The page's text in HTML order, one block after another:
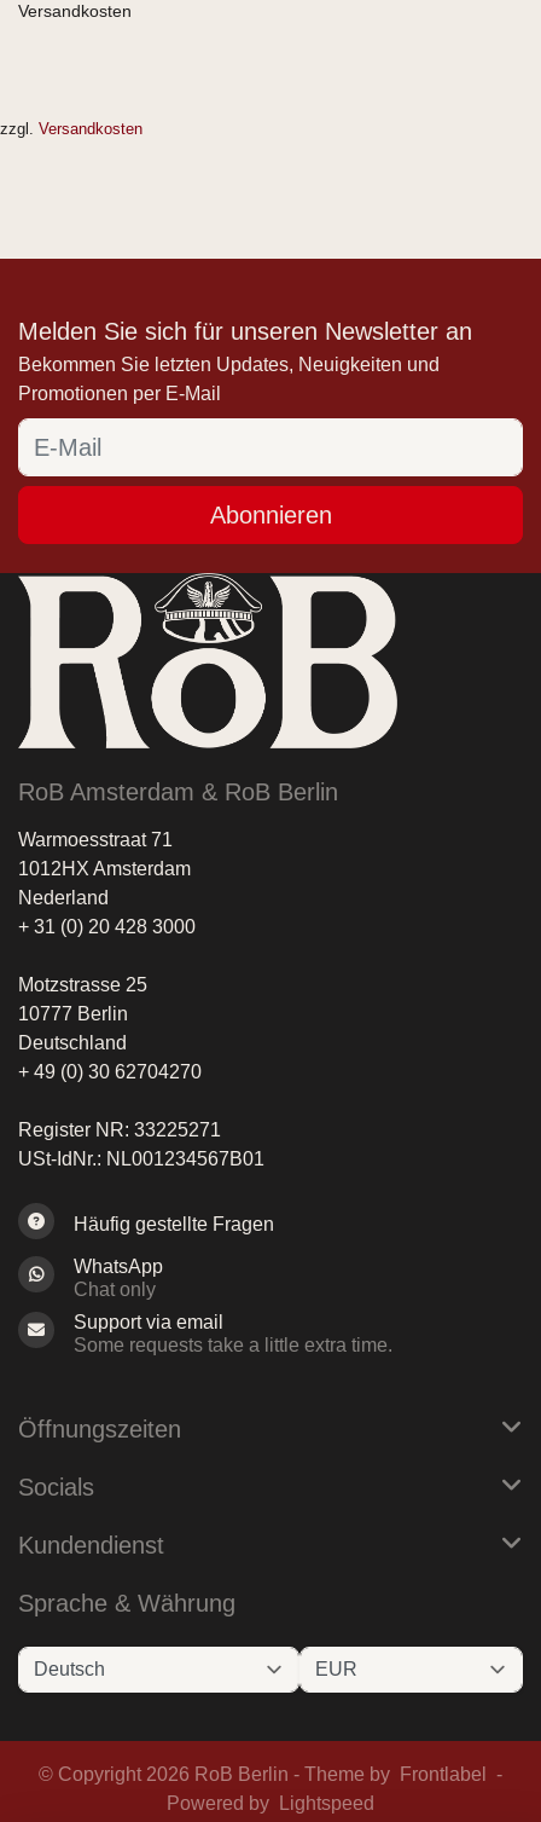
Versandkosten
zzgl. Versandkosten
Melden Sie sich für unseren Newsletter an
Bekommen Sie letzten Updates, Neuigkeiten und
Promotionen per E-Mail
Abonnieren
RoB Amsterdam & RoB Berlin
Warmoesstraat 71
1012HX Amsterdam
Nederland
+ 31 (0) 20 428 3000
Motzstrasse 25
10777 Berlin
Deutschland
+ 49 (0) 30 62704270
Register NR: 33225271
USt-IdNr.: NL001234567B01
Häufig gestellte Fragen
WhatsApp
Chat only
Support via email
Some requests take a little extra time.
Öffnungszeiten
Socials
Kundendienst
Sprache & Währung
© Copyright 2026 RoB Berlin - Theme by Frontlabel
-
Powered by
Lightspeed